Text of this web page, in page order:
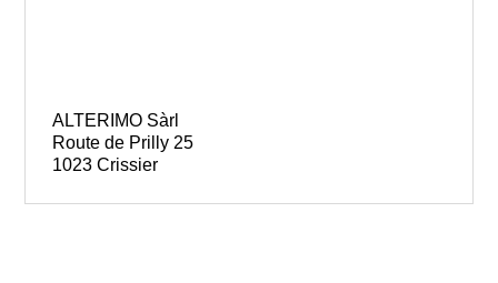
ALTERIMO Sàrl
Route de Prilly 25
1023 Crissier